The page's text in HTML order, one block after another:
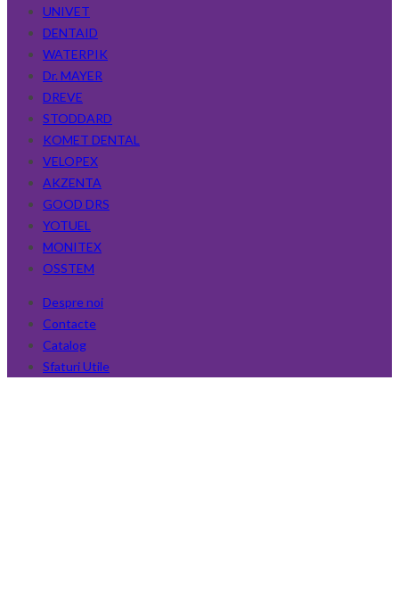
UNIVET
DENTAID
WATERPIK
Dr. MAYER
DREVE
STODDARD
KOMET DENTAL
VELOPEX
AKZENTA
GOOD DRS
YOTUEL
MONITEX
OSSTEM
Despre noi
Contacte
Catalog
Sfaturi Utile